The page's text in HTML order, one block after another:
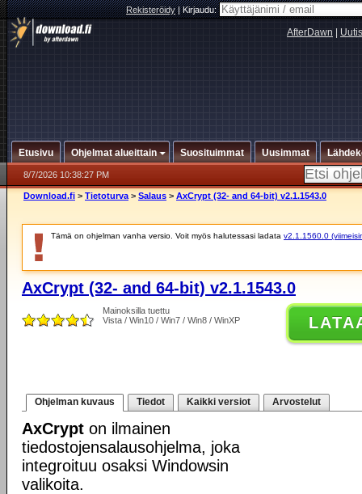
Rekisteröidy|Kirjaudu:
AfterDawn
Etusivu Ohjelmat alueittain Suosituimmat Uusimmat
8/7/2026 10:38:27 PM
Download.fi > Tietoturva > Salaus > AxCrypt (32- and 64-bit) v2.1.1543.0
Tämä on ohjelman vanha versio. Voit myös halutessasi ladata v2.1.1560.0
AxCrypt (32- and 64-bit) v2.1.1543.0
Mainoksilla tuettu
Vista / Win10 / Win7 / Win8 / WinXP
Ohjelman kuvaus Tiedot Kaikki versiot Arvostelut
AxCrypt on ilmainen
tiedostojensalausohjelma, joka
integroituu osaksi Windowsin
valikoita.